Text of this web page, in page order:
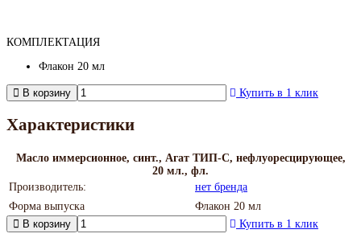
КОМПЛЕКТАЦИЯ
Флакон 20 мл
В корзину Купить в 1 клик
Характеристики
Масло иммерсионное, синт., Агат ТИП-С, нефлуоресцирующее,
20 мл., фл.
Производитель:
нет бренда
Форма выпуска
Флакон 20 мл
В корзину
Купить в 1 клик